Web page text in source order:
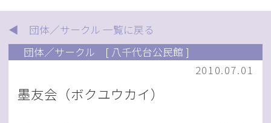
◀ 団体／サークル 一覧に戻る
団体／サークル
[ 八千代台公民館 ]
2010.07.01
墨友会（ボクユウカイ）